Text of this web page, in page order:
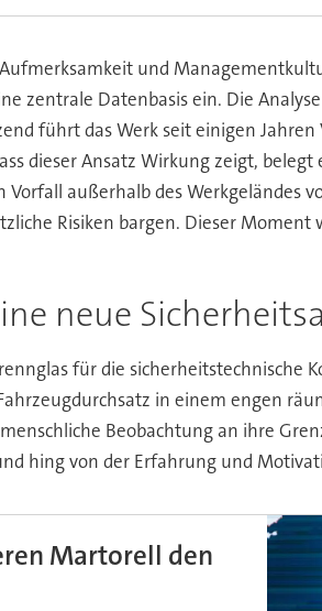
und
zentrale Datenbasis ein. Die
führt das Werk seit einigen
dieser Ansatz Wirkung zeigt,
außerhalb des Werkgeländes
Risiken bargen. Dieser
neue
für die sicherheitstechnische
in einem engen
Beobachtung an ihre
hing von der Erfahrung und
Martorell den